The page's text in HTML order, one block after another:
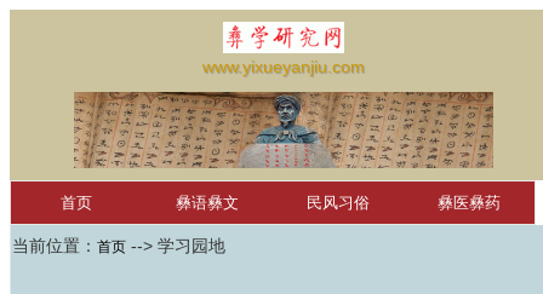
www.yixueyanjiu.com
首页 彝语彝文 民风习俗 彝医彝药
彝文软件 彝文词汇
当前位置： 首页 --> 学习园地